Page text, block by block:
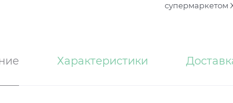
супермаркетом
Характеристики